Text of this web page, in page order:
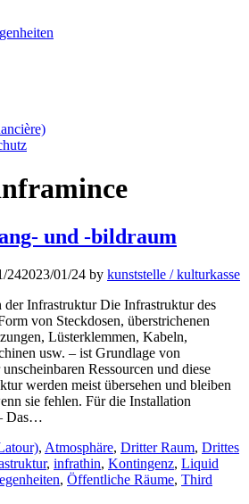
und -bildraum
242023/01/24 by kunststelle / kulturkasse
Infrastruktur Die Infrastruktur des
von Steckdosen, überstrichenen
Lüsterklemmen, Kabeln,
usw. – ist Grundlage von
Ressourcen und diese
werden meist übersehen und bleiben
sie fehlen. Für die Installation
Das…
, Atmosphäre, Dritter Raum, Drittes
, infrathin, Kontingenz, Liquid
, Öffentliche Räume, Third